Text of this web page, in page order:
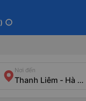
info
Nơi đến